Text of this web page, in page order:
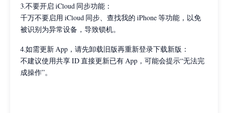
3.不要开启 iCloud 同步功能：
千万不要启用 iCloud 同步、查找我的 iPhone 等功能，以免
被识别为异常设备，导致锁机。
4.如需更新 App，请先卸载旧版再重新登录下载新版：
不建议使用共享 ID 直接更新已有 App，可能会提示“无法完
成操作”。